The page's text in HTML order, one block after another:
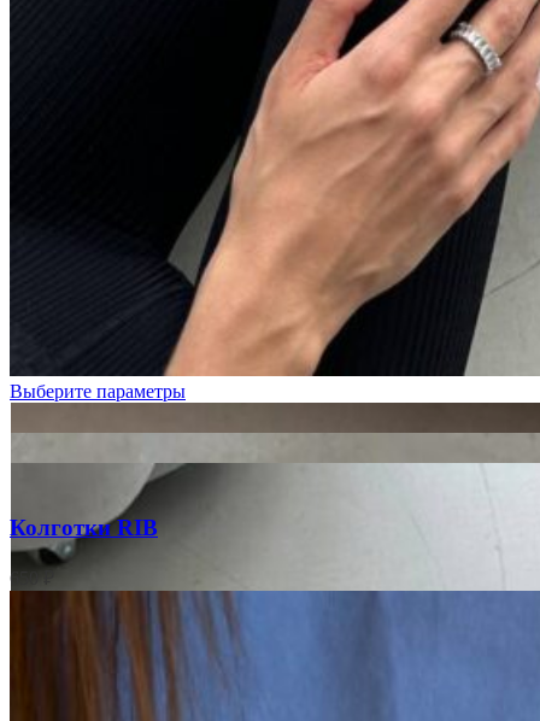
Выберите параметры
Колготки RIB
650